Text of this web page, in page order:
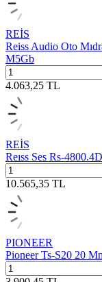
REİS
Reiss Audio Oto
M5Gb
4.063,25 TL
REİS
Reıss Ses Rs-
10.565,35 TL
PIONEER
Pioneer Ts-S20 20